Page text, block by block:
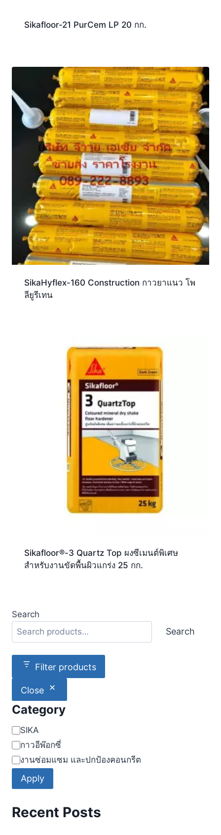
Sikafloor-21 PurCem LP 20 กก.
SikaHyflex-160 Construction กาวยาแนว โพ
ลียูรีเทน
Sikafloor®-3 Quartz Top ผงซีเมนต์พิเศษ
สำหรับงานขัดพื้นผิวแกร่ง 25 กก.
Search
Search
Filter products
Close
Category
Category
SIKA
กาวอีพ๊อกซี่
งานซ่อมแซม และปกป้องคอนกรีต
Apply
Recent Posts